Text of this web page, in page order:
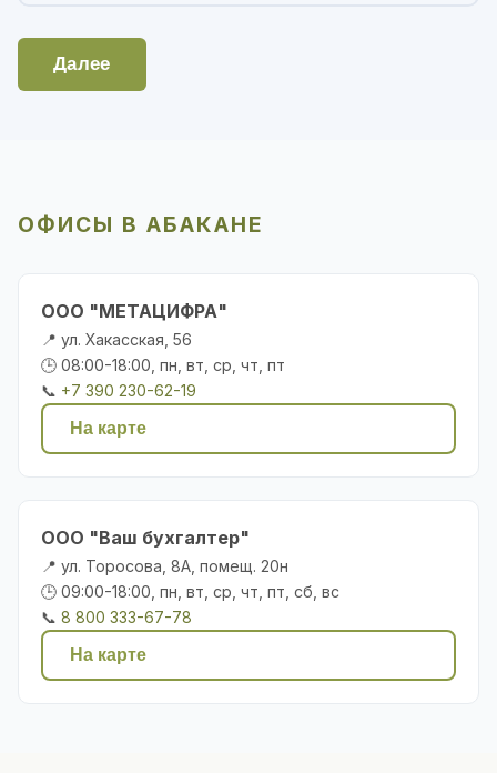
Далее
ОФИСЫ В АБАКАНЕ
ООО "МЕТАЦИФРА"
📍 ул. Хакасская, 56
🕒 08:00-18:00, пн, вт, ср, чт, пт
📞 +7 390 230-62-19
На карте
ООО "Ваш бухгалтер"
📍 ул. Торосова, 8А, помещ. 20н
🕒 09:00-18:00, пн, вт, ср, чт, пт, сб, вс
📞 8 800 333-67-78
На карте